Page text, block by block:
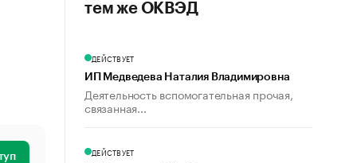
тем же ОКВЭД
ДЕЙСТВУЕТ
ИП Медведева Наталия Владимировна
Деятельность вспомогательная прочая,
связанная...
ДЕЙСТВУЕТ